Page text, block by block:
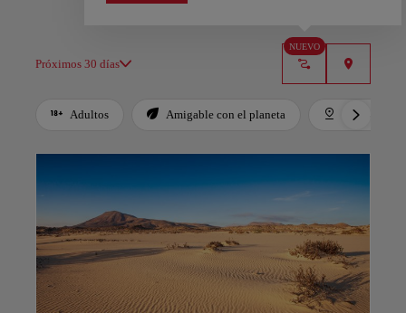
Próximos 30 días
NUEVO
Adultos Amigable con el planeta
Destacados